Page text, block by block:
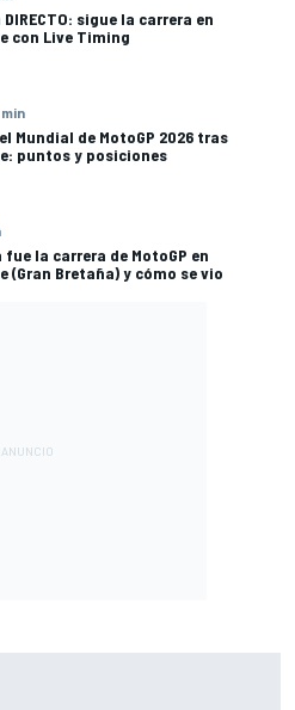
DIRECTO: sigue la carrera en
con Live Timing
min
Mundial de MotoGP 2026 tras
puntos y posiciones
fue la carrera de MotoGP en
(Gran Bretaña) y cómo se vio